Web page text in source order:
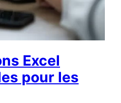
Excel
pour les